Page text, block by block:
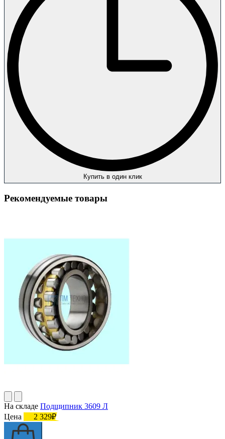
Купить в один клик
Рекомендуемые товары
На складе Подшипник 3609 Л
Цена
2 329₽